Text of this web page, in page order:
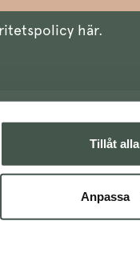
Tillåt alla
Anpassa
här.